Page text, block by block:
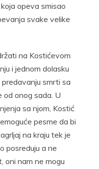
opeva smisao
svake velike
na Kostićevom
i jednom dolasku
smrti sa
od onog sada. U
sa njom, Kostić
pesme da bi
na kraju tek je
posreduju a ne
oni nam ne mogu